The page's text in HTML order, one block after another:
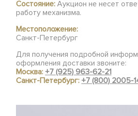
Состояние: Аукцион не несет
работу механизма.
Местоположение:
Санкт-Петербург
Для получения подробной
оформления доставки звоните:
Москва:+7 (925) 963-62-21
Санкт-Петербург:+7 (800) 2005-